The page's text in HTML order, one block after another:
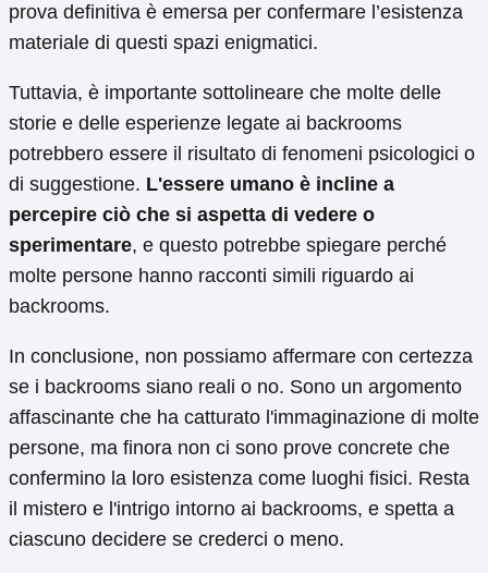
prova definitiva è emersa per confermare l’esistenza
materiale di questi spazi enigmatici.
Tuttavia, è importante sottolineare che molte delle
storie e delle esperienze legate ai backrooms
potrebbero essere il risultato di fenomeni psicologici o
di suggestione. L'essere umano è incline a
percepire ciò che si aspetta di vedere o
sperimentare, e questo potrebbe spiegare perché
molte persone hanno racconti simili riguardo ai
backrooms.
In conclusione, non possiamo affermare con certezza
se i backrooms siano reali o no. Sono un argomento
affascinante che ha catturato l'immaginazione di molte
persone, ma finora non ci sono prove concrete che
confermino la loro esistenza come luoghi fisici. Resta
il mistero e l'intrigo intorno ai backrooms, e spetta a
ciascuno decidere se crederci o meno.